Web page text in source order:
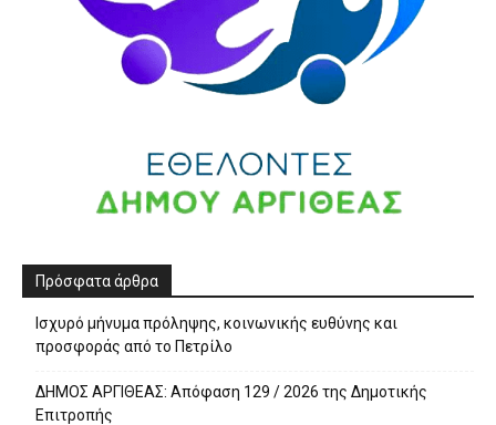
Πρόσφατα άρθρα
Ισχυρό μήνυμα πρόληψης, κοινωνικής ευθύνης και
προσφοράς από το Πετρίλο
ΔΗΜΟΣ ΑΡΓΙΘΕΑΣ: Απόφαση 129 / 2026 της Δημοτικής
Επιτροπής